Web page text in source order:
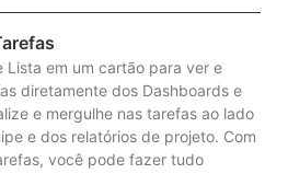
Lista em um cartão para ver e
diretamente dos Dashboards e
e mergulhe nas tarefas ao lado
e dos relatórios de projeto. Com
você pode fazer tudo